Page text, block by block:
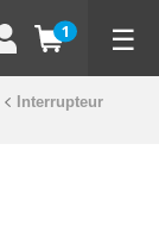
1 ☰
Interrupteur